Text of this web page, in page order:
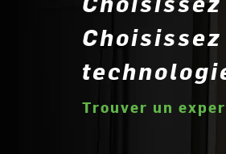
Trouver un